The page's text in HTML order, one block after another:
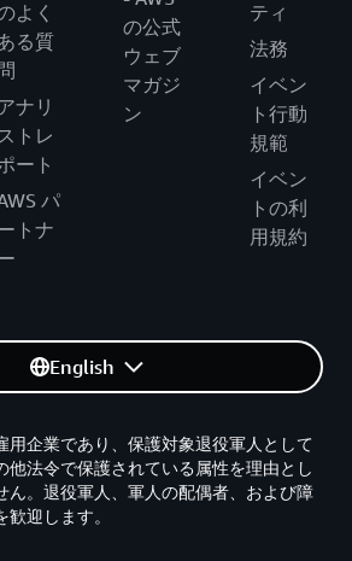
よく
る質
ナリ
トレ
ート
パ
トナ
の公式
ウェブ
マガジ
ン
ティ
法務
イベン
ト行動
規範
イベン
トの利
用規約
English
用企業であり、保護対象退役軍人として
他法令で保護されている属性を理由とし
ん。退役軍人、軍人の配偶者、および障
迎します。